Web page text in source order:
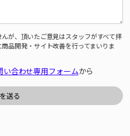
が、頂いたご意見はスタッフがすべて拝
品開発・サイト改善を行ってまいりま
い合わせ専用フォームから